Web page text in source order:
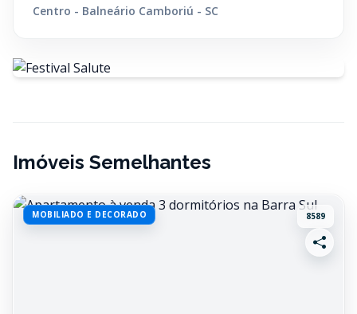
Centro - Balneário Camboriú - SC
Imóveis Semelhantes
MOBILIADO E DECORADO 8589